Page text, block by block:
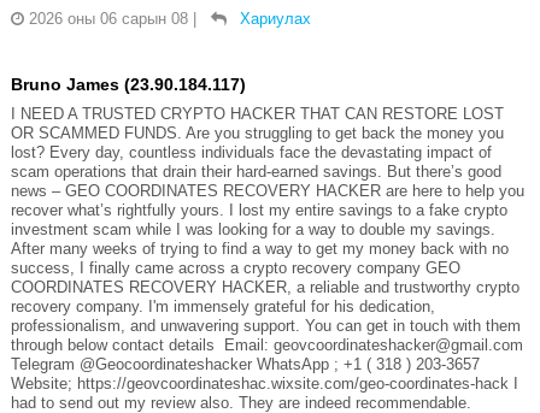
2026 оны 06 сарын 08
Хариулах
Bruno James (23.90.184.117)
I NEED A TRUSTED CRYPTO HACKER THAT CAN RESTORE LOST
OR SCAMMED FUNDS. Are you struggling to get back the money you
lost? Every day, countless individuals face the devastating impact of
scam operations that drain their hard-earned savings. But there’s good
news – GEO COORDINATES RECOVERY HACKER are here to help you
recover what’s rightfully yours. I lost my entire savings to a fake crypto
investment scam while I was looking for a way to double my savings.
After many weeks of trying to find a way to get my money back with no
success, I finally came across a crypto recovery company GEO
COORDINATES RECOVERY HACKER, a reliable and trustworthy crypto
recovery company. I'm immensely grateful for his dedication,
professionalism, and unwavering support. You can get in touch with them
through below contact details Email: geovcoordinateshacker@gmail.com
Telegram @Geocoordinateshacker WhatsApp ; +1 ( 318 ) 203-3657
Website; https://geovcoordinateshac.wixsite.com/geo-coordinates-hack I
had to send out my review also. They are indeed recommendable.